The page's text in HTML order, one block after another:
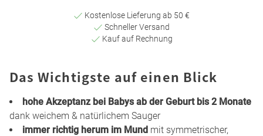
Kostenlose Lieferung ab 50 €
Schneller Versand
Kauf auf Rechnung
Das Wichtigste auf einen Blick
hohe Akzeptanz bei Babys ab der Geburt bis 2 Monate
dank weichem & natürlichem Sauger
immer richtig herum im Mund mit symmetrischer,